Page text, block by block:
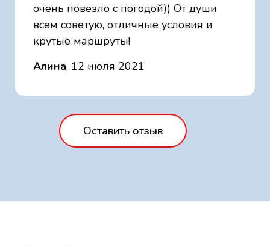
очень повезло с погодой)) От души
всем советую, отличные условия и
крутые маршруты!
Алина, 12 июля 2021
Оставить отзыв